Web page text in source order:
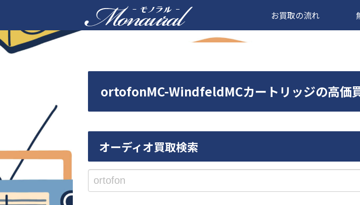
お買取の流れ
ortofonMC-WindfeldMCカートリッジの高価
オーディオ買取検索